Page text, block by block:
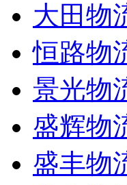
大田物
恒路物
景光物
盛辉物
盛丰物